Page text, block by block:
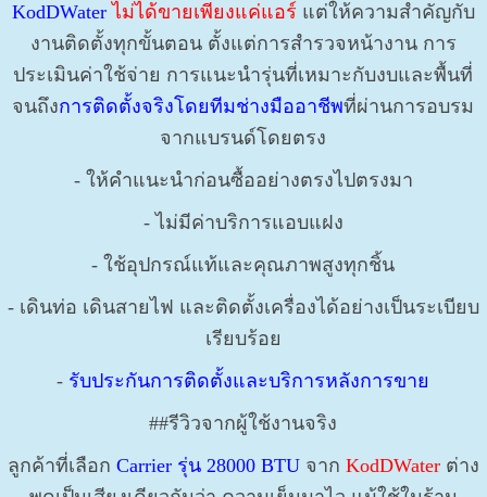
KodDWater ไม่ได้ขายเพียงแค่แอร์ แต่ให้ความสำคัญกับ
งานติดตั้งทุกขั้นตอน ตั้งแต่การสำรวจหน้างาน การ
ประเมินค่าใช้จ่าย การแนะนำรุ่นที่เหมาะกับงบและพื้นที่
จนถึงการติดตั้งจริงโดยทีมช่างมืออาชีพที่ผ่านการอบรม
จากแบรนด์โดยตรง
- ให้คำแนะนำก่อนซื้ออย่างตรงไปตรงมา
- ไม่มีค่าบริการแอบแฝง
- ใช้อุปกรณ์แท้และคุณภาพสูงทุกชิ้น
- เดินท่อ เดินสายไฟ และติดตั้งเครื่องได้อย่างเป็นระเบียบ
เรียบร้อย
- รับประกันการติดตั้งและบริการหลังการขาย
##รีวิวจากผู้ใช้งานจริง
ลูกค้าที่เลือก Carrier รุ่น 28000 BTUจาก KodDWaterต่าง